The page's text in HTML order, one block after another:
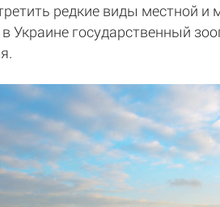
редкие виды местной
Украине государственный